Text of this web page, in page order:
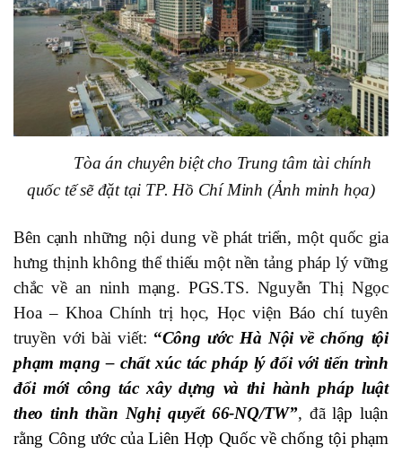
Tòa án chuyên biệt cho Trung tâm tài chính
quốc tế sẽ đặt tại TP. Hồ Chí Minh (Ảnh minh họa)
Bên cạnh những nội dung về phát triển, một quốc gia
hưng thịnh không thể thiếu một nền tảng pháp lý vững
chắc về an ninh mạng. PGS.TS. Nguyễn Thị Ngọc
Hoa – Khoa Chính trị học, Học viện Báo chí tuyên
truyền với bài viết: “Công ước Hà Nội về chống tội
phạm mạng – chất xúc tác pháp lý đối với tiến trình
đổi mới công tác xây dựng và thi hành pháp luật
theo tinh thần Nghị quyết 66-NQ/TW”, đãlập luận
rằng Công ước của Liên Hợp Quốc về chống tội phạm